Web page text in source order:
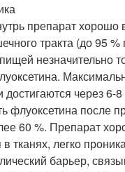
препарат хорошо
тракта (до 95
незначительно
достигаются через 6-8
флуоксетина после
60 %. Препарат
тканях, легко
барьер,